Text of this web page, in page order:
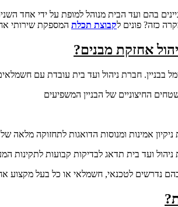
בהם ועד הבית מנוהל למופת על ידי אחד
כזה? פונים לקבוצת תכלת המספקת שירותי
אחזקת מבנים?
חברת ניהול ועד בית עובדת עם חשמלאים
החיצוניים של הבניין המשפיעים
אמינות ומנוסות הדואגות לתחזוקה מלאה של
ועד בית תדאג לבדיקות קבועות לתקינות
נדרשים לטכנאי, חשמלאי או כל בעל